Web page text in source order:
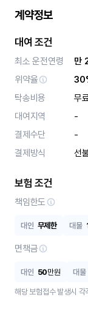
계약정보
대여 조건
최소 운전연령
만
위약율
탁송비용
무
대여지역
-
결제수단
-
결제방식
선
보험 조건
책임한도
대인 무제한 대물
면책금
대인 50만원 대물
해당 보험접수 발생시 각